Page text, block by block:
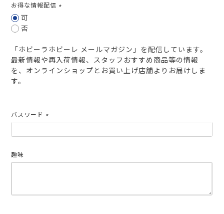
お得な情報配信
可
否
「ホビーラホビーレ メールマガジン」を配信しています。
最新情報や再入荷情報、スタッフおすすめ商品等の情報
を、オンラインショップとお買い上げ店舗よりお届けしま
す。
パスワード
須)
趣味